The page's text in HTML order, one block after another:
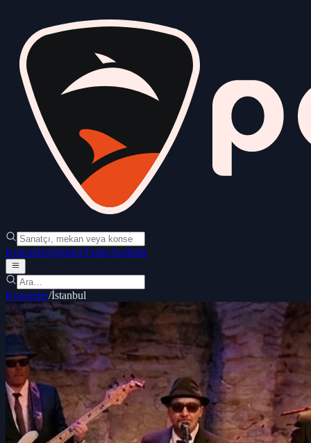
KonserlerŞehirlerTürlerAraİndir
Konserler/İstanbul